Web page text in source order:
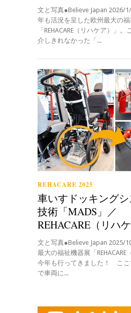
文と写真●Believe Japan 2026/
年も活況を呈した欧州最大の
「REHACARE（リハケア）」
介しきれなかった「...
REHACARE 2025
車いすドッキング
技術「MADS」／
REHACARE（リハ
文と写真●Believe Japan 2025/
最大の福祉機器展「REHACARE
今年も行ってきました！ ここ
で車両に...